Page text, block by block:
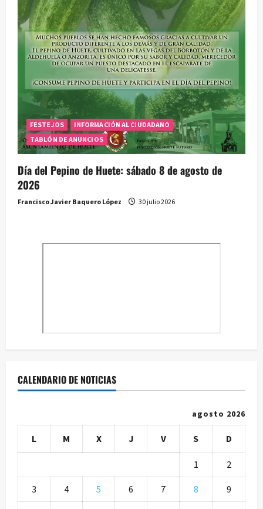
FESTEJOS
INFORMACIÓN AL CIUDADANO
TABLÓN DE ANUNCIOS
Día del Pepino de Huete: sábado 8 de agosto de
2026
Francisco Javier Baquero López 30 julio 2026
CALENDARIO DE NOTICIAS
agosto 2026
L M X J V S D
1 2
3 4 5 6 7 8 9